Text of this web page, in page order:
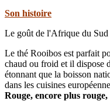
Son histoire
Le goût de l'Afrique du Sud
Le thé Rooibos est parfait
chaud ou froid et il dispose
étonnant que la boisson
dans les cuisines
Rouge, encore plus rouge,